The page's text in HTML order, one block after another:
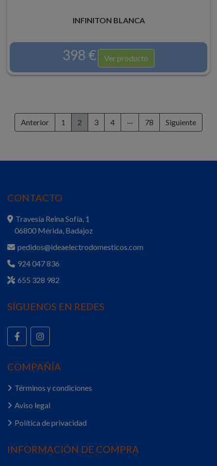
INFINITON BLANCA
398 € Ver producto
Anterior 1 2 3 4 ··· 78 Siguiente
CONTACTO
Travesía Reina Sofía, 1
06800 Mérida, Badajoz
pedidos@ideaelectrodomesticos.com
924 047 836
655 328 982
SÍGUENOS EN REDES
COMPAÑÍA
Términos y condiciones
Aviso legal
Política de privacidad
INFORMACIÓN DE COMPRA